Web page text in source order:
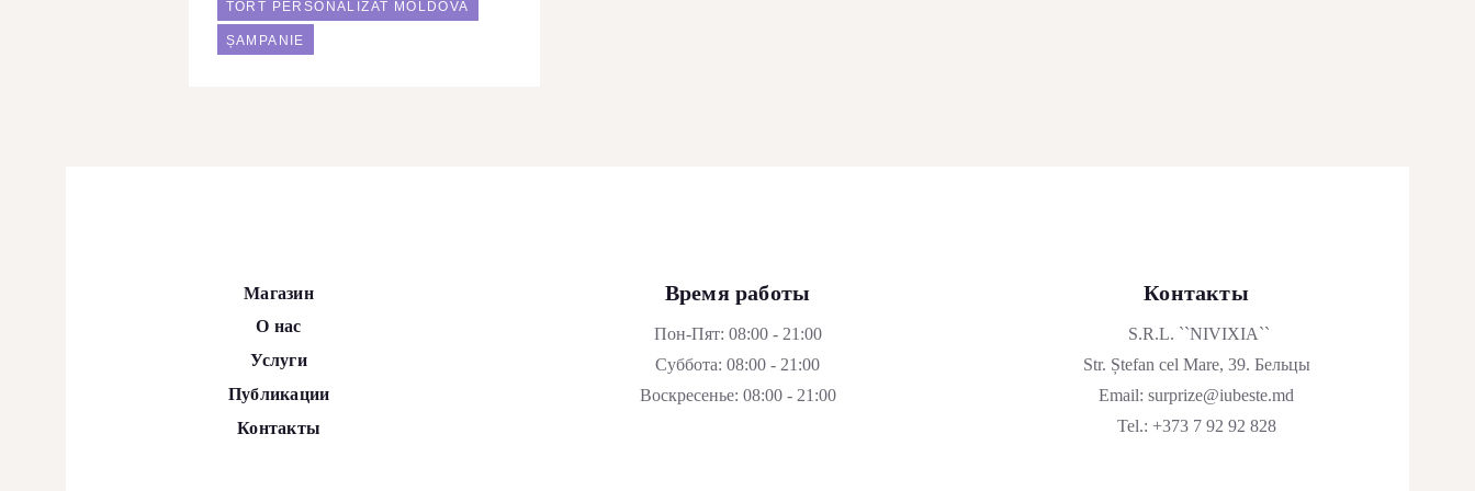
TORT PERSONALIZAT MOLDOVA
ȘAMPANIE
Магазин
О нас
Услуги
Публикации
Контакты
Время работы
Пон-Пят: 08:00 - 21:00
Суббота: 08:00 - 21:00
Воскресенье: 08:00 - 21:00
Контакты
S.R.L. ``NIVIXIA``
Str. Ștefan cel Mare, 39. Бельцы
Email: surprize@iubeste.md
Tel.: +373 7 92 92 828